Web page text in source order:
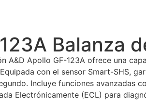
Balanza
A&D Apollo GF-123A ofrece una
con el sensor Smart-SHS,
Incluye funciones avanzadas
Electrónicamente (ECL) para